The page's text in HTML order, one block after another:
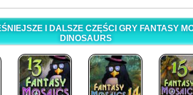
I DALSZE CZĘŚCI GRY FANTASY
DINOSAURS